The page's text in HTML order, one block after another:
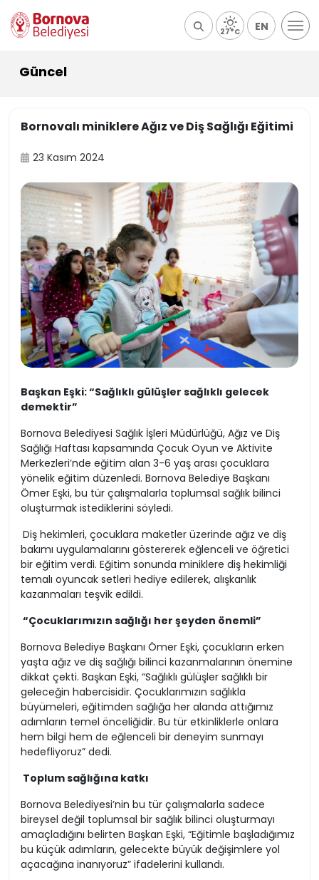
27°C EN
Güncel
Bornovalı miniklere Ağız ve Diş Sağlığı Eğitimi
23 Kasım 2024
Başkan Eşki: “Sağlıklı gülüşler sağlıklı gelecek
demektir”
Bornova Belediyesi Sağlık İşleri Müdürlüğü, Ağız ve Diş
Sağlığı Haftası kapsamında Çocuk Oyun ve Aktivite
Merkezleri’nde eğitim alan 3-6 yaş arası çocuklara
yönelik eğitim düzenledi. Bornova Belediye Başkanı
Ömer Eşki, bu tür çalışmalarla toplumsal sağlık bilinci
oluşturmak istediklerini söyledi.
Diş hekimleri, çocuklara maketler üzerinde ağız ve diş
bakımı uygulamalarını göstererek eğlenceli ve öğretici
bir eğitim verdi. Eğitim sonunda miniklere diş hekimliği
temalı oyuncak setleri hediye edilerek, alışkanlık
kazanmaları teşvik edildi.
“Çocuklarımızın sağlığı her şeyden önemli”
Bornova Belediye Başkanı Ömer Eşki, çocukların erken
yaşta ağız ve diş sağlığı bilinci kazanmalarının önemine
dikkat çekti. Başkan Eşki, “Sağlıklı gülüşler sağlıklı bir
geleceğin habercisidir. Çocuklarımızın sağlıkla
büyümeleri, eğitimden sağlığa her alanda attığımız
adımların temel önceliğidir. Bu tür etkinliklerle onlara
hem bilgi hem de eğlenceli bir deneyim sunmayı
hedefliyoruz” dedi.
Toplum sağlığına katkı
Bornova Belediyesi’nin bu tür çalışmalarla sadece
bireysel değil toplumsal bir sağlık bilinci oluşturmayı
amaçladığını belirten Başkan Eşki, “Eğitimle başladığımız
bu küçük adımların, gelecekte büyük değişimlere yol
açacağına inanıyoruz” ifadelerini kullandı.